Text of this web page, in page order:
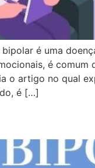
é uma
é
o artigo no qual
é […]